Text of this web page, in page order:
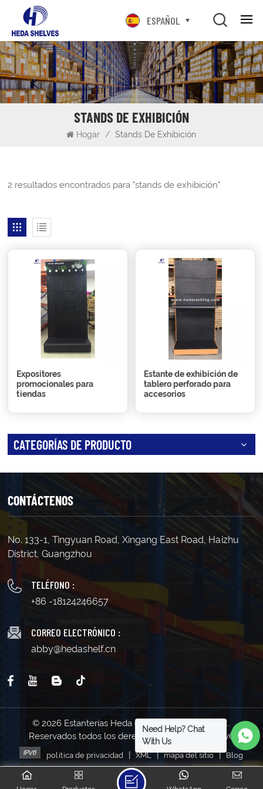
ESPAÑOL
STANDS DE EXHIBICIÓN
Hogar / Stands De Exhibición
2 resultados encontrados para "stands de exhibición"
Expositores
promocionales para
tiendas
Estante de exhibición de
tablero perforado para
accesorios
CATEGORÍAS DE PRODUCTO
CONTÁCTENOS
No. 133-1, Tingyuan Road, Xingang East Road, Haizhu
District, Guangzhou
TELÉFONO :
+86 -18124246657
CORREO ELECTRÓNICO :
abby@hedashelf.cn
© 2026 Estanterías Heda de Guangzhou Co., Ltd..
Reservados todos los derechos . | Soporta red IPv6
política de privacidad | XML | mapa del sitio | Blog
Need Help? Chat
With Us